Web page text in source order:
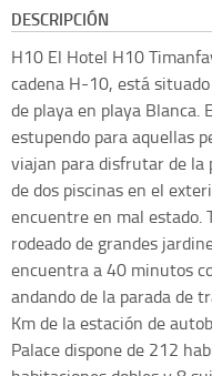
DESCRIPCIÓN
H10 El Hotel H10
cadena H-10, está
de playa en playa Blanca.
estupendo para aquellas
viajan para disfrutar de la
de dos piscinas en el
encuentre en mal estado.
rodeado de grandes
encuentra a 40 minutos
andando de la parada de
Km de la estación de
Palace dispone de 212